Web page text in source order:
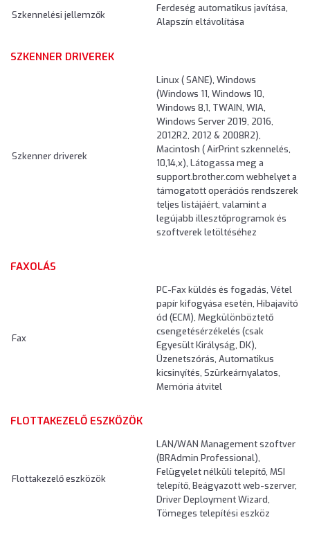
Szkennelési jellemzők
Ferdeség automatikus javítása,
Alapszín eltávolítása
SZKENNER DRIVEREK
Szkenner driverek
Linux ( SANE), Windows
(Windows 11, Windows 10,
Windows 8,1, TWAIN, WIA,
Windows Server 2019, 2016,
2012R2, 2012 & 2008R2),
Macintosh ( AirPrint szkennelés,
10,14,x), Látogassa meg a
support.brother.com webhelyet a
támogatott operációs rendszerek
teljes listájáért, valamint a
legújabb illesztőprogramok és
szoftverek letöltéséhez
FAXOLÁS
Fax
PC-Fax küldés és fogadás, Vétel
papír kifogyása esetén, Hibajavító
ód (ECM), Megkülönböztető
csengetésérzékelés (csak
Egyesült Királyság, DK),
Üzenetszórás, Automatikus
kicsinyítés, Szürkeárnyalatos,
Memória átvitel
FLOTTAKEZELŐ ESZKÖZÖK
Flottakezelő eszközök
LAN/WAN Management szoftver
(BRAdmin Professional),
Felügyelet nélküli telepítő, MSI
telepítő, Beágyazott web-szerver,
Driver Deployment Wizard,
Tömeges telepítési eszköz